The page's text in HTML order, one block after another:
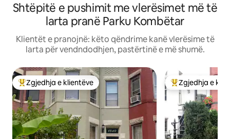
Shtëpitë e pushimit me vlerësimet më të
larta pranë Parku Kombëtar
Klientët e pranojnë: këto qëndrime kanë vlerësime të
larta për vendndodhjen, pastërtinë e më shumë.
Më të mirat e zgjedhjeve të klientëve
Zgjedhja e klientëve Më të mirat e
Zgjedhja e